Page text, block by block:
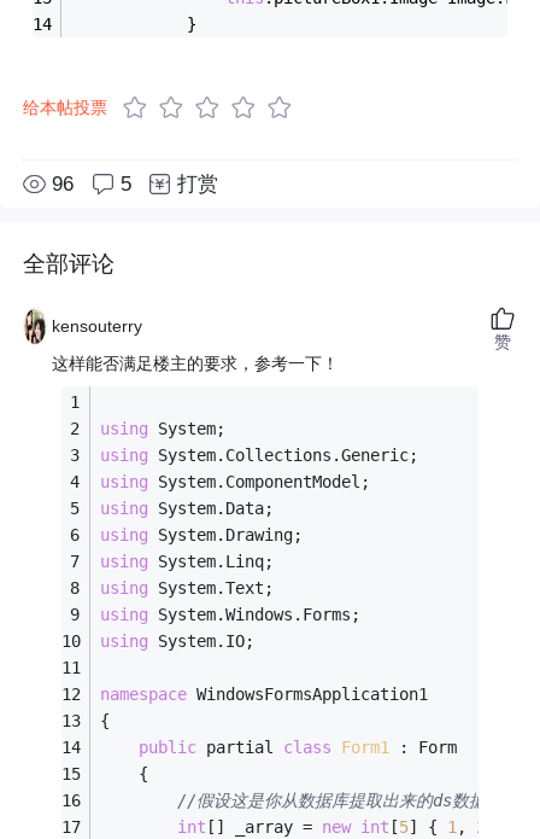
            }
给本帖投票
96 5 打赏
全部评论
kensouterry
这样能否满足楼主的要求，参考一下！
using System;
using System.Collections.Generic;
using System.ComponentModel;
using System.Data;
using System.Drawing;
using System.Linq;
using System.Text;
using System.Windows.Forms;
using System.IO;
namespace WindowsFormsApplication1
{
public partial class Form1 :
Form
    {
//假设这是你从数据库提取出来的ds数据集
int [] _array = new int [5] { 1, 2
赞